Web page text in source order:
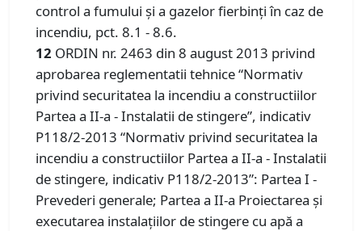
control a fumului și a gazelor fierbinți în caz de
incendiu, pct. 8.1 - 8.6.
12 ORDIN nr. 2463 din 8 august 2013 privind
aprobarea reglementatii tehnice “Normativ
privind securitatea la incendiu a constructiilor
Partea a II-a - Instalatii de stingere”, indicativ
P118/2-2013 “Normativ privind securitatea la
incendiu a constructiilor Partea a II-a - Instalatii
de stingere, indicativ P118/2-2013”: Partea I -
Prevederi generale; Partea a II-a Proiectarea și
executarea instalațiilor de stingere cu apă a